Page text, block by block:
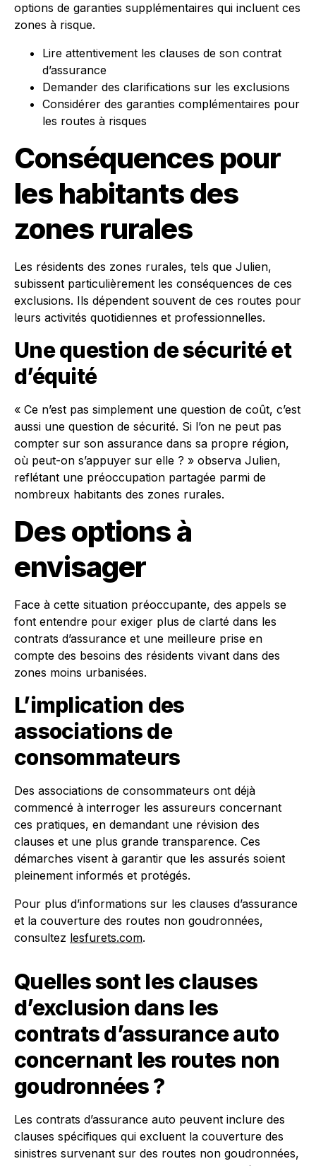
options de garanties supplémentaires qui incluent ces
zones à risque.
Lire attentivement les clauses de son contrat
d’assurance
Demander des clarifications sur les exclusions
Considérer des garanties complémentaires pour
les routes à risques
Conséquences pour
les habitants des
zones rurales
Les résidents des zones rurales, tels que Julien,
subissent particulièrement les conséquences de ces
exclusions. Ils dépendent souvent de ces routes pour
leurs activités quotidiennes et professionnelles.
Une question de sécurité et
d’équité
« Ce n’est pas simplement une question de coût, c’est
aussi une question de sécurité. Si l’on ne peut pas
compter sur son assurance dans sa propre région,
où peut-on s’appuyer sur elle ? » observa Julien,
reflétant une préoccupation partagée parmi de
nombreux habitants des zones rurales.
Des options à
envisager
Face à cette situation préoccupante, des appels se
font entendre pour exiger plus de clarté dans les
contrats d’assurance et une meilleure prise en
compte des besoins des résidents vivant dans des
zones moins urbanisées.
L’implication des
associations de
consommateurs
Des associations de consommateurs ont déjà
commencé à interroger les assureurs concernant
ces pratiques, en demandant une révision des
clauses et une plus grande transparence. Ces
démarches visent à garantir que les assurés soient
pleinement informés et protégés.
Pour plus d’informations sur les clauses d’assurance
et la couverture des routes non goudronnées,
consultez lesfurets.com.
Quelles sont les clauses
d’exclusion dans les
contrats d’assurance auto
concernant les routes non
goudronnées ?
Les contrats d’assurance auto peuvent inclure des
clauses spécifiques qui excluent la couverture des
sinistres survenant sur des routes non goudronnées,